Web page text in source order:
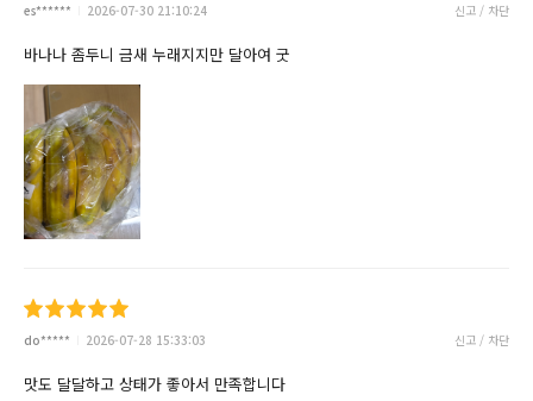
es****** 2026-07-30 21:10:24 신고 / 차단
바나나 좀두니 금새 누래지지만 달아여 굿
do***** 2026-07-28 15:33:03 신고 / 차단
맛도 달달하고 상태가 좋아서 만족합니다